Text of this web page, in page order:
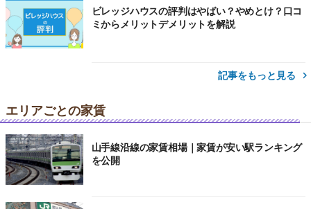
ビレッジハウスの評判はやばい？やめとけ？口コ
ミからメリットデメリットを解説
記事をもっと見る
エリアごとの家賃
山手線沿線の家賃相場｜家賃が安い駅ランキング
を公開